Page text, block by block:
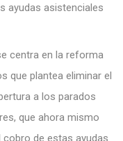
ayudas asistenciales
centra en la reforma
que plantea eliminar el
a los parados
que ahora mismo
de estas ayudas